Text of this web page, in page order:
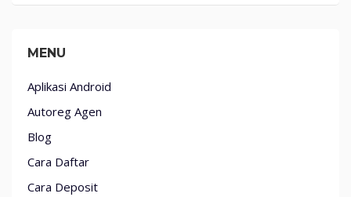
MENU
Aplikasi Android
Autoreg Agen
Blog
Cara Daftar
Cara Deposit